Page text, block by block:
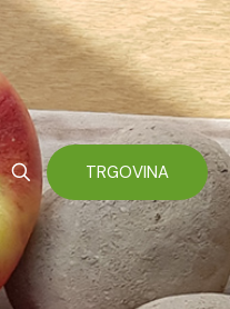
TRGOVINA